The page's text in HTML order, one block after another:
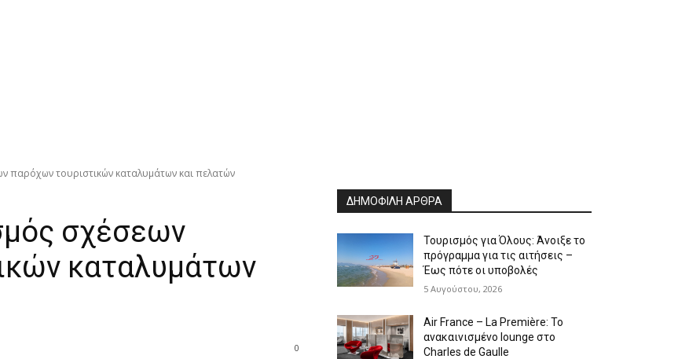
παρόχων τουριστικών καταλυμάτων και πελατών
σχέσεων
καταλυμάτων
0
ΔΗΜΟΦΙΛΗ ΑΡΘΡΑ
Τουρισμός για Όλους: Άνοιξε το
πρόγραμμα για τις αιτήσεις –
Έως πότε οι υποβολές
5 Αυγούστου, 2026
Air France – La Première: Το
ανακαινισμένο lounge στο
Charles de Gaulle